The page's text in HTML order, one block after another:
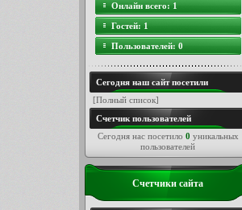
Онлайн всего:1
Гостей:1
Пользователей:0
Сегодня наш сайт посетили
[Полный список]
Счетчик пользователей
Сегодня нас посетило 0 уникальных
пользователей
Счетчики сайта